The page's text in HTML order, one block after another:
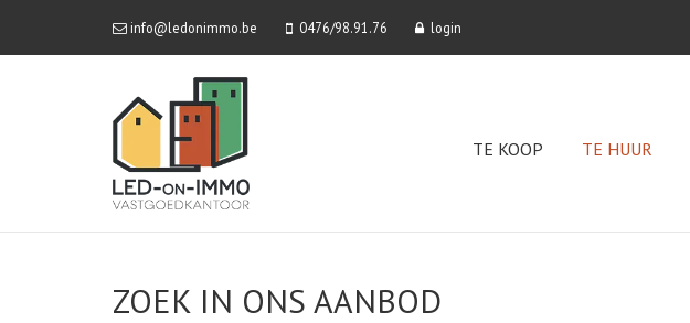
info@ledonimmo.be 0476/98.91.76 login
TE KOOP TE HUUR
ZOEK IN ONS AANBOD